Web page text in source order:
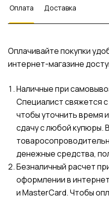
Оплата Доставка
Оплачивайте покупки
интернет-магазине
Наличные при
Специалист свяжется
чтобы уточнить время
сдачу с любой купюры.
денежные средства,
Безналичный расчет
оформлении в
и MasterCard. Чтобы